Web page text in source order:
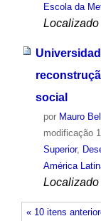
Escola da
Localizado
social
por Mauro
modificação
Superior,
América
Localizado
« 10 itens